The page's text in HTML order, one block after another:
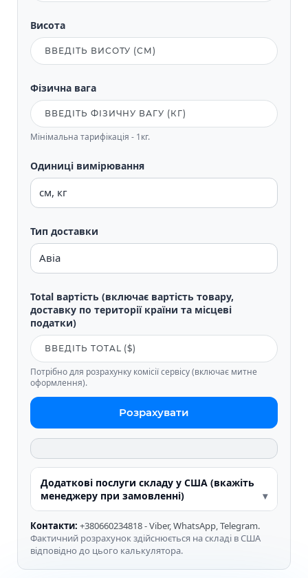
Висота
Фізична вага
Мінімальна тарифікація - 1кг.
Одиниці вимірювання
Тип доставки
Total вартість (включає вартість товару,
доставку по території країни та місцеві
податки)
Потрібно для розрахунку комісії сервісу (включає митне
оформлення).
Розрахувати
Додаткові послуги складу у США (вкажіть
менеджеру при замовленні)
Контакти: +380660234818 - Viber, WhatsApp, Telegram.
Фактичний розрахунок здійснюється на складі в США
відповідно до цього калькулятора.